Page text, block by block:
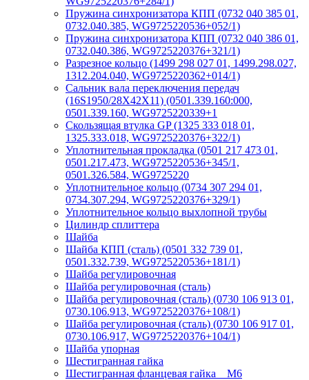
Пружина синхронизатора КПП (0732 040 385 01,
0732.040.385, WG9725220536+052/1)
Пружина синхронизатора КПП (0732 040 386 01,
0732.040.386, WG9725220376+321/1)
Разрезное кольцо (1499 298 027 01, 1499.298.027,
1312.204.040, WG9725220362+014/1)
Сальник вала переключения передач
(16S1950/28X42X11) (0501.339.160:000,
0501.339.160, WG9725220339+1
Скользящая втулка GP (1325 333 018 01,
1325.333.018, WG9725220376+322/1)
Уплотнительная прокладка (0501 217 473 01,
0501.217.473, WG9725220536+345/1,
0501.326.584, WG9725220
Уплотнительное кольцо (0734 307 294 01,
0734.307.294, WG9725220376+329/1)
Уплотнительное кольцо выхлопной трубы
Цилиндр сплиттера
Шайба
Шайба КПП (сталь) (0501 332 739 01,
0501.332.739, WG9725220536+181/1)
Шайба регулировочная
Шайба регулировочная (сталь)
Шайба регулировочная (сталь) (0730 106 913 01,
0730.106.913, WG9725220376+108/1)
Шайба регулировочная (сталь) (0730 106 917 01,
0730.106.917, WG9725220376+104/1)
Шайба упорная
Шестигранная гайка
Шестигранная фланцевая гайка _ M6